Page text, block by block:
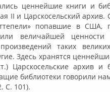
ценнейшие книги и
II и Царскосельский
попавшие в США,
величайшей ценности
таких
Здесь хранятся
Царскосельские архив и
библиотеки говорили
С. 101).